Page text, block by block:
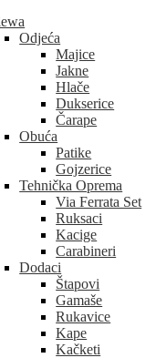
Odjeća
Majice
Jakne
Hlače
Dukserice
Čarape
Obuća
Patike
Gojzerice
Tehnička Oprema
Via Ferrata Set
Ruksaci
Kacige
Carabineri
Dodaci
Štapovi
Gamaše
Rukavice
Kape
Kačketi